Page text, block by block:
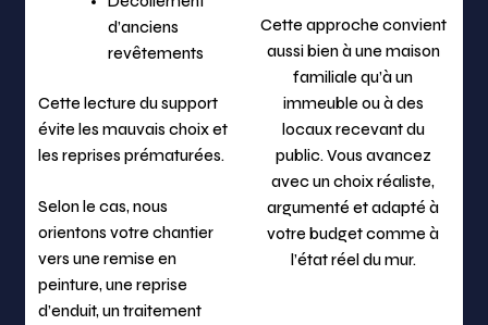
d’anciens
revêtements
Cette lecture du support
évite les mauvais choix et
les reprises prématurées.
Selon le cas, nous
orientons votre chantier
vers une remise en
peinture, une reprise
d’enduit, un traitement
Cette approche convient
aussi bien à une maison
familiale qu’à un
immeuble ou à des
locaux recevant du
public. Vous avancez
avec un choix réaliste,
argumenté et adapté à
votre budget comme à
l’état réel du mur.